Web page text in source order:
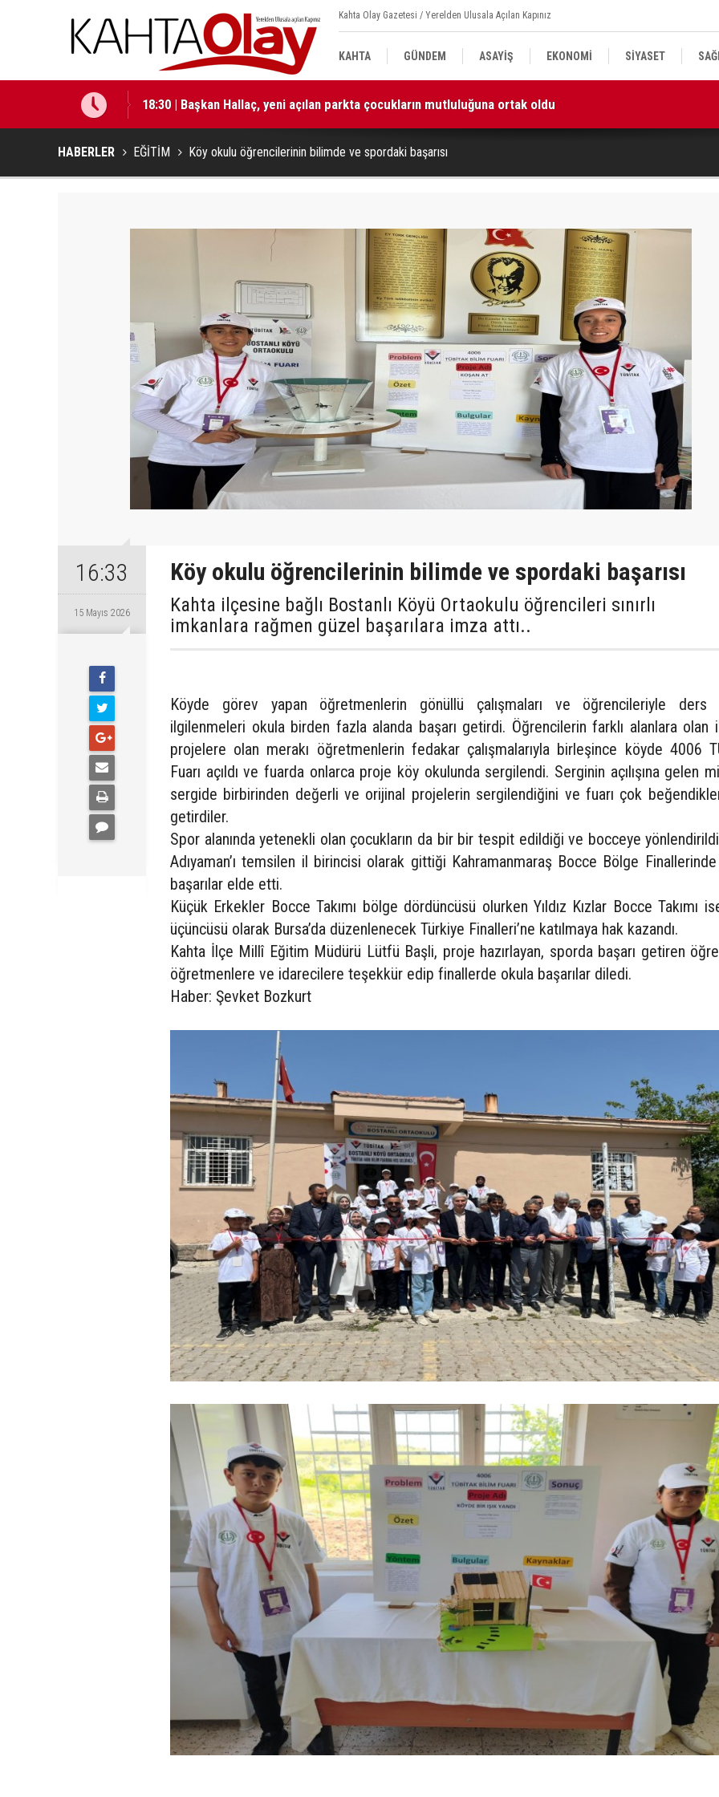
Kahta Olay Gazetesi / Yerelden Ulusala Açılan Kapınız
KAHTA GÜNDEM ASAYİŞ EKONOMİ SİYASET
18:30 | Başkan Hallaç, yeni açılan parkta çocukların mutluluğuna ortak oldu
18:29 | Başkan Hallaç, “Çocuklarımız bizim en kıymetli emanetlerimizdir”
HABERLER EĞİTİM Köy okulu öğrencilerinin bilimde ve spordaki başarısı
16:33
15 Mayıs 2026
Köy okulu öğrencilerinin bilimde ve spordaki başarısı
Kahta ilçesine bağlı Bostanlı Köyü Ortaokulu öğrencileri sınırlı
imkanlara rağmen güzel başarılara imza attı..
Köyde görev yapan öğretmenlerin gönüllü çalışmaları ve öğrencileriyle ders
ilgilenmeleri okula birden fazla alanda başarı getirdi. Öğrencilerin farklı alanlara olan
projelere olan merakı öğretmenlerin fedakar çalışmalarıyla birleşince köyde 4006
Fuarı açıldı ve fuarda onlarca proje köy okulunda sergilendi. Serginin açılışına gelen
sergide birbirinden değerli ve orijinal projelerin sergilendiğini ve fuarı çok
getirdiler.
Spor alanında yetenekli olan çocukların da bir bir tespit edildiği ve bocceye
Adıyaman’ı temsilen il birincisi olarak gittiği Kahramanmaraş Bocce Bölge
başarılar elde etti.
Küçük Erkekler Bocce Takımı bölge dördüncüsü olurken Yıldız Kızlar Bocce Takımı
üçüncüsü olarak Bursa’da düzenlenecek Türkiye Finalleri’ne katılmaya hak kazandı.
Kahta İlçe Millî Eğitim Müdürü Lütfü Başli, proje hazırlayan, sporda başarı getiren
öğretmenlere ve idarecilere teşekkür edip finallerde okula başarılar diledi.
Haber: Şevket Bozkurt